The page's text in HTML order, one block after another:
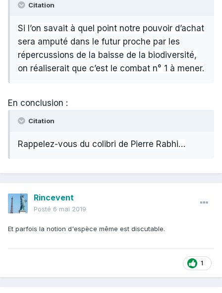
champs, en réduisant le gaspillage des denrées
Citation
Si l’on savait à quel point notre pouvoir d’achat
sera amputé dans le futur proche par les
répercussions de la baisse de la biodiversité,
on réaliserait que c’est le combat n° 1 à mener.
En conclusion :
Citation
Rappelez-vous du colibri de Pierre Rabhi…
Rincevent
Posté 6 mai 2019
Et parfois la notion d'espèce même est discutable.
1